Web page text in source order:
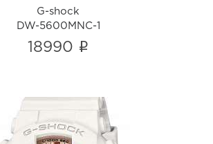
G-shock
DW-5600MNC-1
18990 i